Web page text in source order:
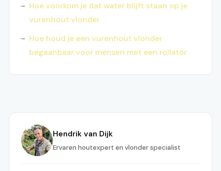
Hoe voorkom je dat water blijft staan op je
vurenhout vlonder
Hoe houd je een vurenhout vlonder
begaanbaar voor mensen met een rollator
Hendrik van Dijk
Ervaren houtexpert en vlonder specialist